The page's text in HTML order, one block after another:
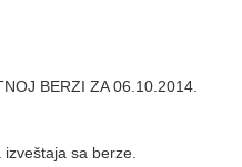
BERZI ZA 06.10.2014.
sa berze.